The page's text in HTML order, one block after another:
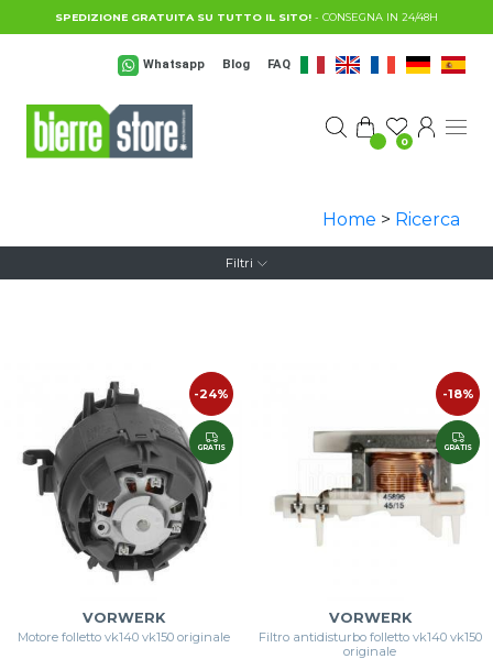
Salta al contenuto principale
SPEDIZIONE GRATUITA SU TUTTO IL SITO! - CONSEGNA IN 24/48H
Whatsapp Blog FAQ
0
Home > Ricerca
Filtri
-24%
GRATIS
VORWERK
Motore folletto vk140 vk150 originale
-18%
GRATIS
VORWERK
Filtro antidisturbo folletto vk140 vk150
originale